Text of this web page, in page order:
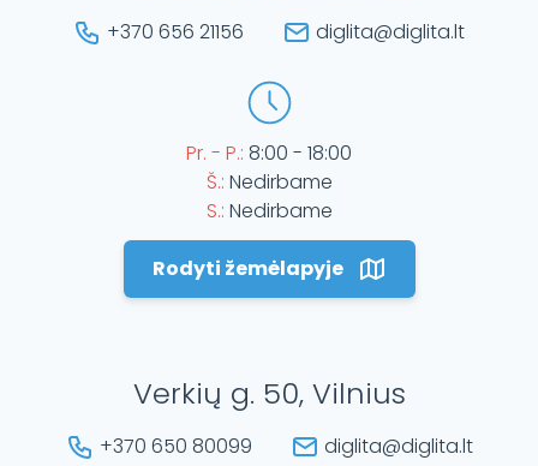
+370 656 21156 diglita@diglita.lt
Pr. - P.: 8:00 - 18:00
Š.: Nedirbame
S.: Nedirbame
Rodyti žemėlapyje
Verkių g. 50, Vilnius
+370 650 80099 diglita@diglita.lt